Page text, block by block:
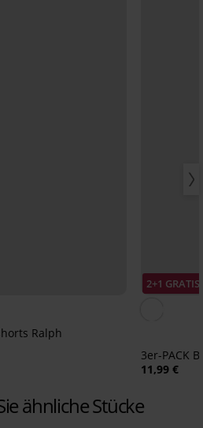
Ralph
2+1 GRATIS
3er-PACK
11,99 €
ähnliche Stücke